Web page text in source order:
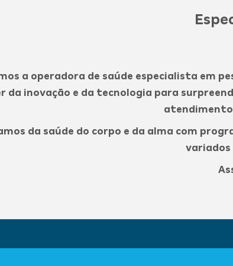
a operadora de saúde especialista em
da inovação e da tecnologia para
atendimento
da saúde do corpo e da alma com
variados